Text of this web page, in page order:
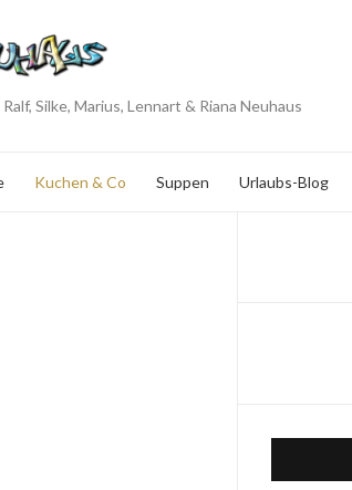
Silke, Marius, Lennart & Riana Neuhaus
Kuchen & Co Suppen Urlaubs-Blog